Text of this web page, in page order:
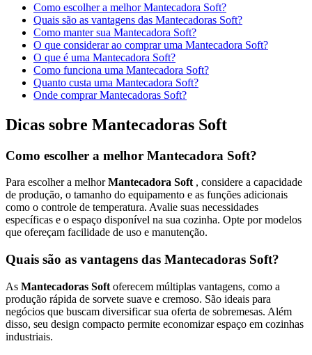
Como escolher a melhor Mantecadora Soft?
Quais são as vantagens das Mantecadoras Soft?
Como manter sua Mantecadora Soft?
O que considerar ao comprar uma Mantecadora Soft?
O que é uma Mantecadora Soft?
Como funciona uma Mantecadora Soft?
Quanto custa uma Mantecadora Soft?
Onde comprar Mantecadoras Soft?
Dicas sobre Mantecadoras Soft
Como escolher a melhor Mantecadora Soft?
Para escolher a melhorMantecadora Soft , considere a capacidade
de produção, o tamanho do equipamento e as funções adicionais
como o controle de temperatura. Avalie suas necessidades
específicas e o espaço disponível na sua cozinha. Opte por modelos
que ofereçam facilidade de uso e manutenção.
Quais são as vantagens das Mantecadoras Soft?
As Mantecadoras Soft oferecem múltiplas vantagens, como a
produção rápida de sorvete suave e cremoso. São ideais para
negócios que buscam diversificar sua oferta de sobremesas. Além
disso, seu design compacto permite economizar espaço em cozinhas
industriais.